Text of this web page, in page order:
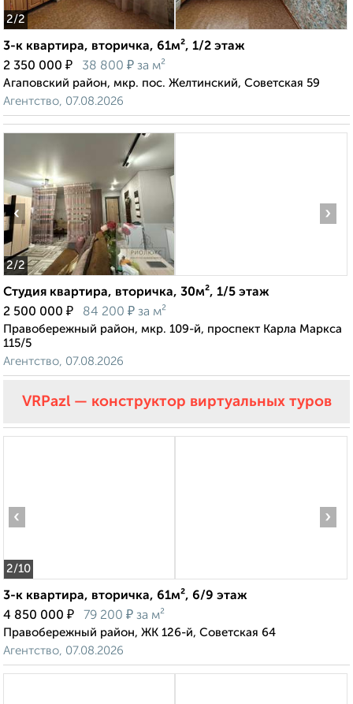
2/2
3-к квартира, вторичка, 61м², 1/2 этаж
2 350 000 ₽ 38 800 ₽ за м²
Агаповский район, мкр. пос. Желтинский, Советская 59
Агентство, 07.08.2026
2/2
‹ ›
Студия квартира, вторичка, 30м², 1/5 этаж
2 500 000 ₽ 84 200 ₽ за м²
Правобережный район, мкр. 109-й, проспект Карла Маркса
115/5
Агентство, 07.08.2026
VRPazl — конструктор виртуальных туров
2/10
‹ ›
3-к квартира, вторичка, 61м², 6/9 этаж
4 850 000 ₽ 79 200 ₽ за м²
Правобережный район, ЖК 126-й, Советская 64
Агентство, 07.08.2026